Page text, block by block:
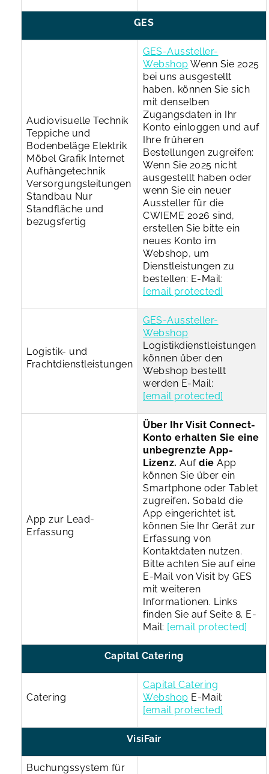
GES
Audiovisuelle Technik
Teppiche und
Bodenbeläge Elektrik
Möbel Grafik Internet
Aufhängetechnik
Versorgungsleitungen
Standbau Nur
Standfläche und
bezugsfertig
GES-Aussteller-
Webshop Wenn Sie 2025
bei uns ausgestellt
haben, können Sie sich
mit denselben
Zugangsdaten in Ihr
Konto einloggen und auf
Ihre früheren
Bestellungen zugreifen:
Wenn Sie 2025 nicht
ausgestellt haben oder
wenn Sie ein neuer
Aussteller für die
CWIEME 2026 sind,
erstellen Sie bitte ein
neues Konto im
Webshop, um
Dienstleistungen zu
bestellen: E-Mail:
[email protected]
Logistik- und
Frachtdienstleistungen
GES-Aussteller-
Webshop
Logistikdienstleistungen
können über den
Webshop bestellt
werden E-Mail:
[email protected]
App zur Lead-
Erfassung
Über Ihr Visit Connect-
Konto erhalten Sie eine
unbegrenzte App-
Lizenz. Auf die App
können Sie über ein
Smartphone oder Tablet
zugreifen. Sobald die
App eingerichtet ist,
können Sie Ihr Gerät zur
Erfassung von
Kontaktdaten nutzen.
Bitte achten Sie auf eine
E-Mail von Visit by GES
mit weiteren
Informationen. Links
finden Sie auf Seite 8. E-
Mail: [email protected]
Capital Catering
Catering
Capital Catering
Webshop E-Mail:
[email protected]
VisiFair
Buchungssystem für